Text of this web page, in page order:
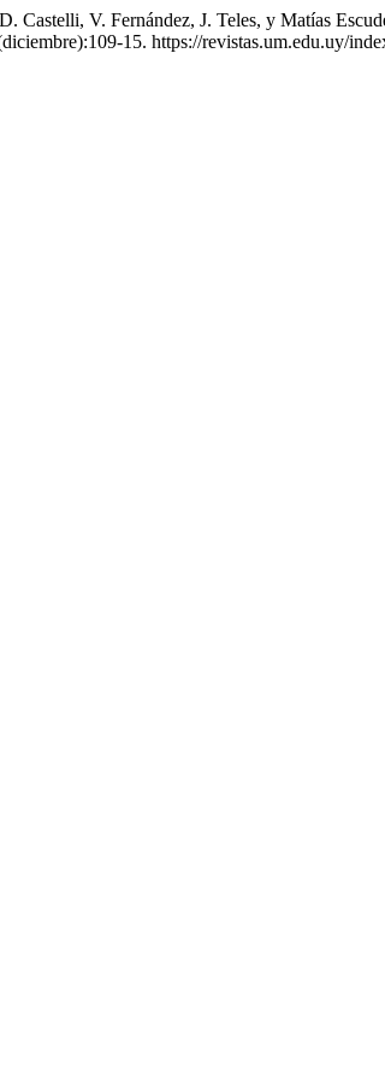
Castelli, V. Fernández, J. Teles, y Matías
15. https://revistas.um.edu.uy/